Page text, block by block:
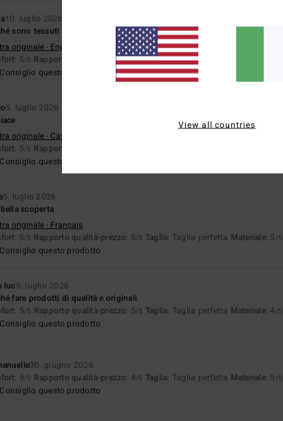
10. luglio 2026
sono tessuti favolosi e stupendi
originale - English
: 5/5 Rapporto qualità-prezzo: 4/5 Taglia: Taglia perfetta
Consiglio questo prodotto
5. luglio 2026
originale - Castellano
: 5/5 Rapporto qualità-prezzo
Consiglio questo prodotto
5. luglio 2026
scoperta
originale - Français
: 5/5 Rapporto qualità-prezzo: 5/5 Taglia: Taglia perfetta Materiale: 5 /5
Consiglio questo prodotto
luc5. luglio 2026
fare prodotti di qualità e originali
: 5/5 Rapporto qualità-prezzo: 5/5 Taglia: Taglia perfetta Materiale: 4 /5
Consiglio questo prodotto
30. giugno 2026
: 5/5 Rapporto qualità-prezzo: 4/5 Taglia: Taglia perfetta Materiale: 5 /5
Consiglio questo prodotto
View all countries